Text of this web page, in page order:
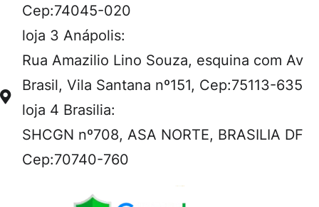
Cep:74045-020
loja 3 Anápolis:
Rua Amazilio Lino Souza, esquina com Av
Brasil, Vila Santana nº151, Cep:75113-635
loja 4 Brasilia:
SHCGN nº708, ASA NORTE, BRASILIA DF
Cep:70740-760